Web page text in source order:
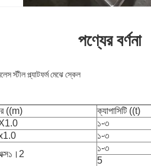
পণ্যের বর্ণনা
স্টীল প্ল্যাটফর্ম মেঝে স্কেল
((m)
ক্যাপাসিটি ((t)
১-৩
১-৩
১-৩
5